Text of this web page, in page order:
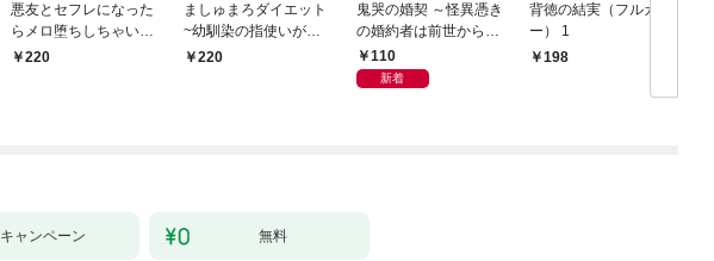
悪友とセフレになった
らメロ堕ちしちゃいそ
う(1)
220
ましゅまろダイエット
~幼馴染の指使いがエ
ッチすぎる！~(1)
220
鬼哭の婚契 ～怪異憑き
の婚約者は前世からの
執愛で私を蝕む～
（1）
110
新着
背徳の結実（フルカラ
ー） 1
198
キャンペーン 無料